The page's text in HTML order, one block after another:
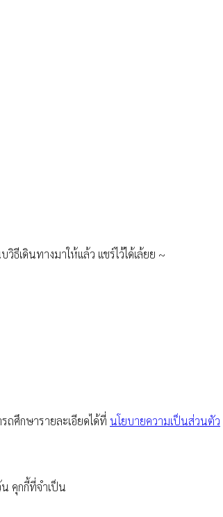
เดินทางมาให้แล้ว แชร์ไว้ได้เล้ยย ~
ศึกษารายละเอียดได้ที่ นโยบายความเป็นส่วนตัว
คุกกี้ที่จำเป็น